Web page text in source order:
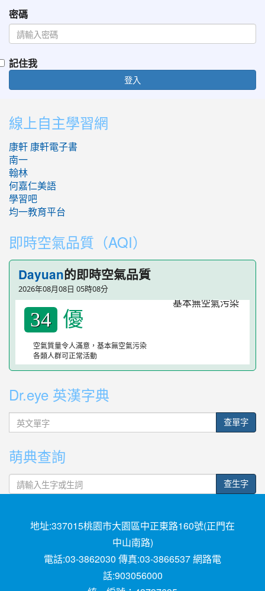
密碼
記住我
登入
:::
線上自主學習網
康軒 康軒電子書
南一
翰林
何嘉仁美語
學習吧
均一教育平台
即時空氣品質（AQI）
Dayuan的即時空氣品質
2026年08月08日 05時08分
34 優
空氣質量令人滿意，基本無空氣污染
各類人群可正常活動
Dr.eye 英漢字典
英
文
字
查單字
萌典查詢
查生字
地址:337015桃園市大園區中正東路160號(正門在
中山南路)
電話:03-3862030 傳真:03-3866537 網路電
話:903056000